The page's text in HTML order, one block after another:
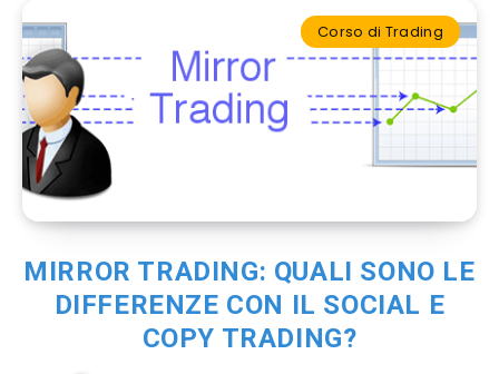
Corso di Trading
MIRROR TRADING: QUALI SONO LE
DIFFERENZE CON IL SOCIAL E
COPY TRADING?